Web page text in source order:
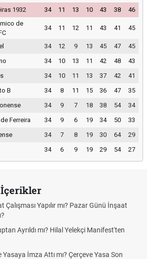
1932 34 11 13 10 43 38 46
de
34 11 12 11 43 41 45
34 12 9 13 45 47
45
34 10 13 11 42 48
43
34 10 11 13 37 42
41
B 34 8 11 15 36 47
35
34 9 7 18 38 54
34
Ferreira 34 9 6 19 34 50
33
34 7 8 19 30 64
29
34 6 9 19 29 54 27
İçerikler
Yapılır mı? Pazar Günü İnşaat
Ayrıldı mı? Hilal Yelekçi Manifest'ten
İmza Attı mı? Çerçeve Yasa Son